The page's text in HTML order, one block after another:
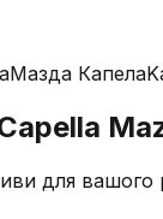
Мазда Капела
для вашого